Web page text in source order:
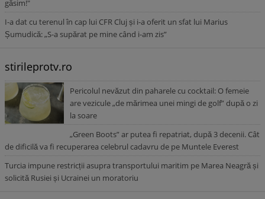
găsim!"
I-a dat cu terenul în cap lui CFR Cluj și i-a oferit un sfat lui Marius
Șumudică: „S-a supărat pe mine când i-am zis”
stirileprotv.ro
Pericolul nevăzut din paharele cu cocktail: O femeie
are vezicule „de mărimea unei mingi de golf” după o zi
la soare
„Green Boots” ar putea fi repatriat, după 3 decenii. Cât
de dificilă va fi recuperarea celebrul cadavru de pe Muntele Everest
Turcia impune restricții asupra transportului maritim pe Marea Neagră și
solicită Rusiei și Ucrainei un moratoriu